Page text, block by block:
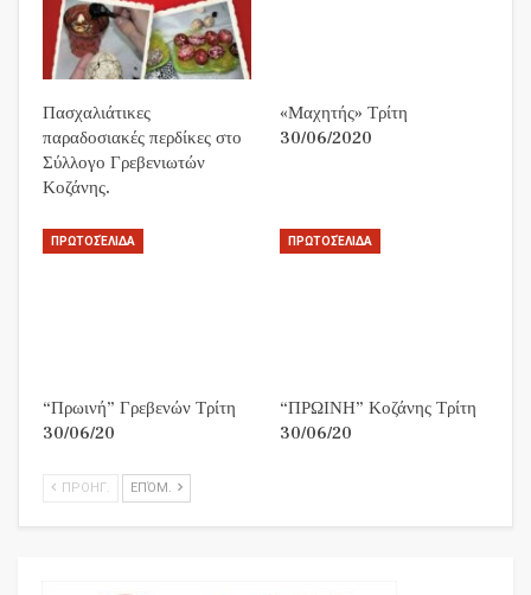
Πασχαλιάτικες
παραδοσιακές περδίκες στο
Σύλλογο Γρεβενιωτών
Κοζάνης.
«Μαχητής» Τρίτη
30/06/2020
ΠΡΩΤΟΣΈΛΙΔΑ
“Πρωινή” Γρεβενών Τρίτη
30/06/20
ΠΡΩΤΟΣΈΛΙΔΑ
“ΠΡΩΙΝΗ” Κοζάνης Τρίτη
30/06/20
ΠΡΟΗΓ. ΕΠΌΜ.